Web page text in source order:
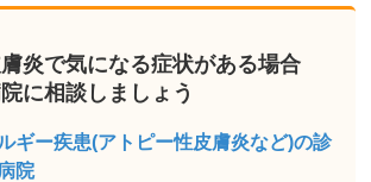
炎で気になる症状がある場合
に相談しましょう
ギー疾患(アトピー性皮膚炎など)の診
院